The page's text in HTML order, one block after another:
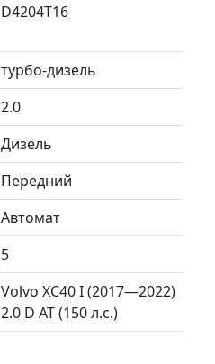
D4204T16
турбо-дизель
2.0
Дизель
Передний
Автомат
5
Volvo XC40 I (2017—2022)
2.0 D AT (150 л.с.)